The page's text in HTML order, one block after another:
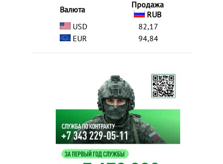
Валюта
Продажа
RUB
USD
82,17
EUR
94,84